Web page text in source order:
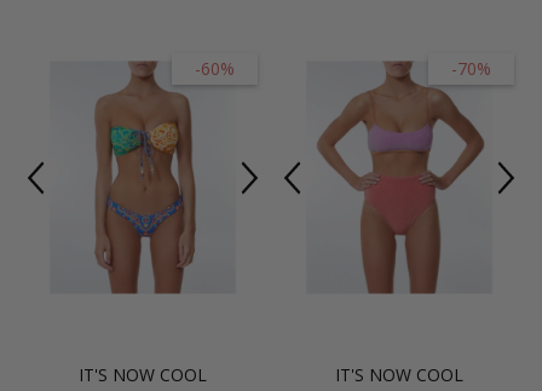
-60%
IT'S NOW COOL
-70%
IT'S NOW COOL